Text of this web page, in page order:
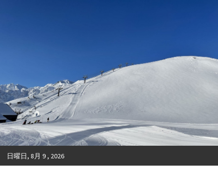
日曜日, 8月 9 , 2026